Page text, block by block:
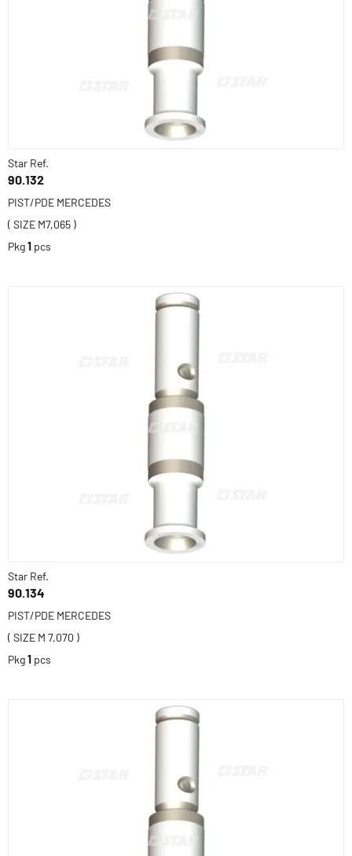
Star Ref.
90.132
PIST/PDE MERCEDES
( SIZE M7,065 )
Pkg1 pcs
Star Ref.
90.134
PIST/PDE MERCEDES
( SIZE M 7,070 )
Pkg1 pcs